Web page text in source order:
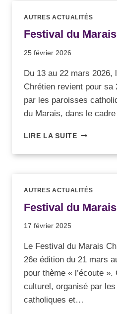
AUTRES ACTUALITÉS
Festival du
25 février 2026
Du 13 au 22 mars 2026,
Chrétien revient pour sa
par les paroisses
du Marais, dans le
LIRE LA SUITE
AUTRES ACTUALITÉS
Festival du
17 février 2025
Le Festival du Marais
26e édition du 21 mars
pour thème « l’écoute ».
culturel, organisé par
catholiques et…